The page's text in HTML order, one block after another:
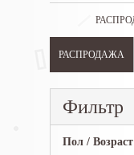
РАСПРОДАЖА
Фильтр
Пол / Возраст